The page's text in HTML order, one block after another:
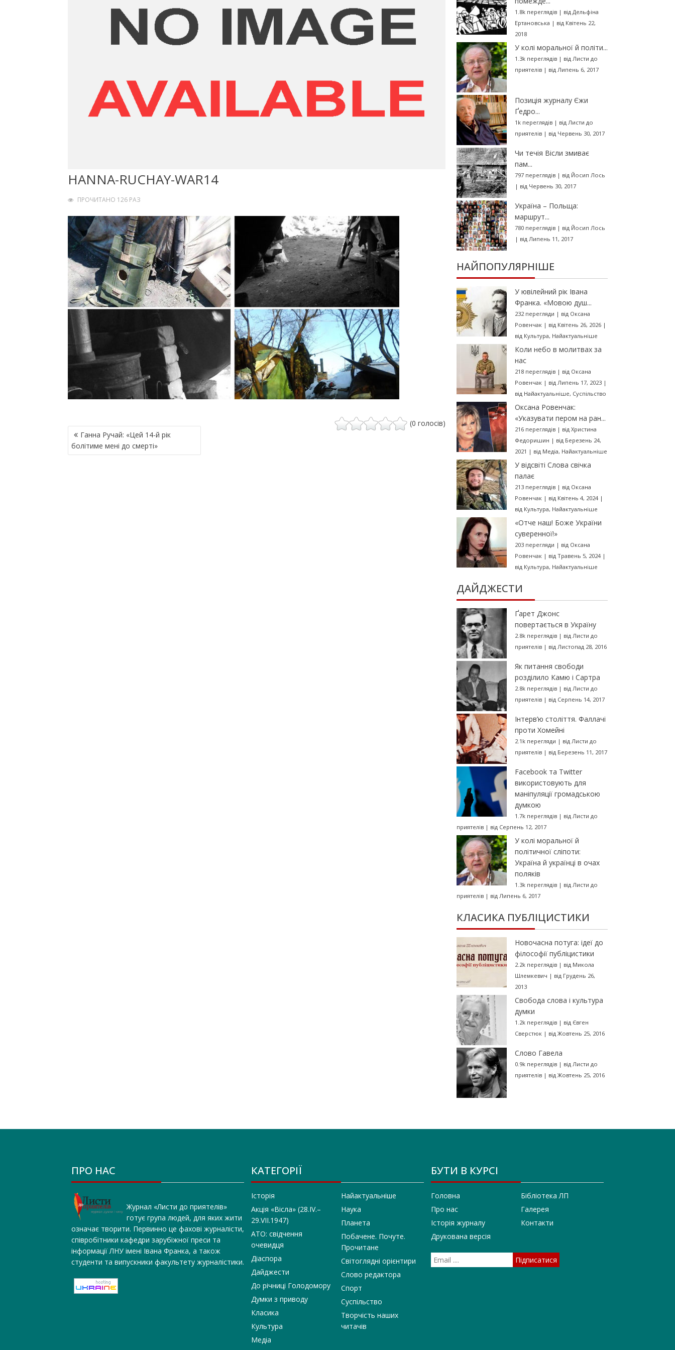
HANNA-RUCHAY-WAR14
ПРОЧИТАНО 126 РАЗ
(0 голосів)
Н
А
В
Ганна Ручай: «Цей 14-й рік
болітиме мені до смерті»
1.8k переглядів| від Дельфіна
Ертановська | від Квітень 22,
2018
У колі моральної й політи...
1.3k переглядів| від Листи до
приятелів| від Липень 6, 2017
Позиція журналу Єжи
Ґедро...
1k переглядів| від Листи до
приятелів| від Червень 30, 2017
Чи течія Вісли змиває
пам...
797 переглядів| від Йосип Лось
| від Червень 30, 2017
Україна – Польща:
маршрут...
780 переглядів| від Йосип Лось
| від Липень 11, 2017
НАЙПОПУЛЯРНІШЕ
У ювілейний рік Івана
Франка. «Мовою душ...
232 перегляди | від Оксана
Ровенчак| від Квітень 26, 2026|
від Культура, Найактуальніше
Коли небо в молитвах за
нас
218 переглядів| від Оксана
Ровенчак| від Липень 17, 2023|
від Найактуальніше, Суспільство
Оксана Ровенчак:
«Указувати пером на ран...
216 переглядів| від Христина
Федоришин | від Березень 24,
2021 | від Медіа, Найактуальніше
У відсвіті Слова свічка
палає
213 переглядів| від Оксана
Ровенчак| від Квітень 4, 2024|
від Культура, Найактуальніше
«Отче наш! Боже України
суверенної!»
203 перегляди | від Оксана
Ровенчак| від Травень 5, 2024|
від Культура, Найактуальніше
ДАЙДЖЕСТИ
Ґарет Джонс
повертається в Україну
2.8k переглядів| від Листи до
приятелів| від Листопад 28, 2016
Як питання свободи
розділило Камю і Сартра
2.8k переглядів| від Листи до
приятелів| від Серпень 14, 2017
Інтерв’ю століття. Фаллачі
проти Хомейні
2.1k перегляди | від Листи до
приятелів| від Березень 11, 2017
Facebook та Twitter
використовують для
маніпуляції громадською
думкою
1.7k переглядів| від Листи до
приятелів| від Серпень 12, 2017
У колі моральної й
політичної сліпоти:
Україна й українці в очах
поляків
1.3k переглядів| від Листи до
приятелів| від Липень 6, 2017
КЛАСИКА ПУБЛІЦИСТИКИ
Новочасна потуга: ідеї до
філософії публіцистики
2.2k переглядів| від Микола
Шлемкевич | від Грудень 26,
2013
Свобода слова і культура
думки
1.2k переглядів| від Євген
Сверстюк| від Жовтень 25, 2016
Слово Гавела
0.9k переглядів| від Листи до
приятелів| від Жовтень 25, 2016
ПРО НАС
Журнал «Листи до приятелів»
готує група людей, для яких жити
означає творити. Первинно це фахові журналісти,
співробітники кафедри зарубіжної преси та
інформації ЛНУ імені Івана Франка, а також
студенти та випускники факультету журналістики.
КАТЕГОРІЇ
Історія
Акція «Вісла» (28.IV.–
29.VII.1947)
АТО: свідчення
очевидця
Діаспора
Дайджести
До річниці Голодомору
Думки з приводу
Класика
Культура
Медіа
Найактуальніше
Наука
Планета
Побачене. Почуте.
Прочитане
Світоглядні орієнтири
Слово редактора
Спорт
Суспільство
Творчість наших
читачів
БУТИ В КУРСІ
Головна
Про нас
Історія журналу
Друкована версія
Бібліотека ЛП
Галерея
Контакти